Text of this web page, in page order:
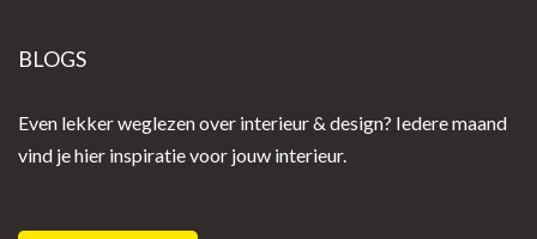
BLOGS
Even lekker weglezen over interieur & design? Iedere maand
vind je hier inspiratie voor jouw interieur.